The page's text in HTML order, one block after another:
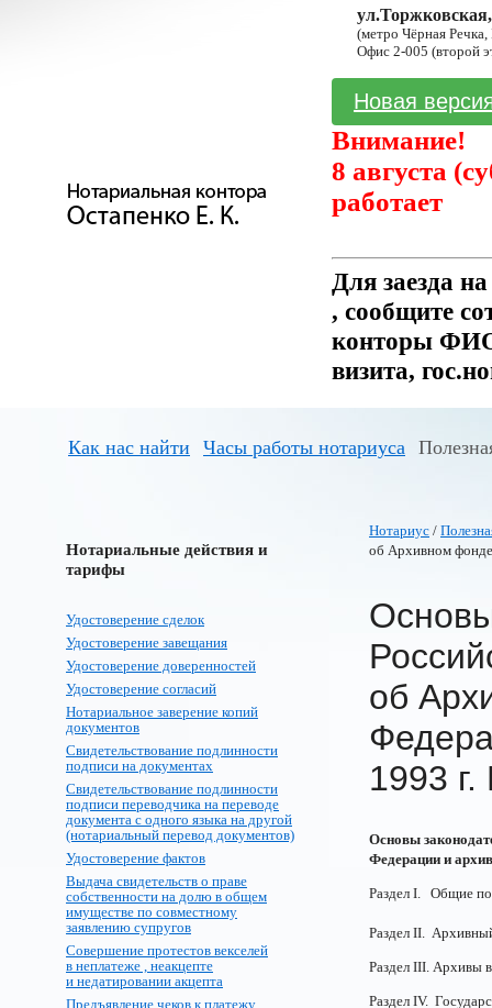
(метро Чёрная
Офис 2-005 (второй
Новая
Внимание!
8 августа
работает
Для заезда
, сообщите
конторы ФИО
визита,
Как нас найти Часы работы нотариуса
Нотариальные действия и
тарифы
Удостоверение сделок
Удостоверение завещания
Удостоверение доверенностей
Удостоверение согласий
Нотариальное заверение копий
документов
Свидетельствование подлинности
подписи на документах
Свидетельствование подлинности
подписи переводчика на переводе
документа с одного языка на другой
(нотариальный перевод документов)
Удостоверение фактов
Выдача свидетельств о праве
собственности на долю в общем
имуществе по совместному
заявлению супругов
Совершение протестов векселей
в неплатеже , неакцепте
и недатировании акцепта
Предъявление чеков к платежу
Нотариус /
об Архивном
об
1993
Основы
Федерации и
Раздел I. Общие
Раздел II.
Раздел III. Архивы
Раздел IV.